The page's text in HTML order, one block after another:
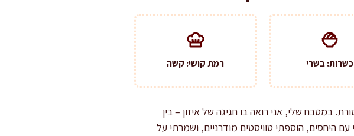
כשרות: בשרי רמת קושי: קשה
במטבח שלי, אני רואה בו חגיגה של איזון – בין
היחסים, הוספתי טוויסטים מודרניים, ושמרתי על